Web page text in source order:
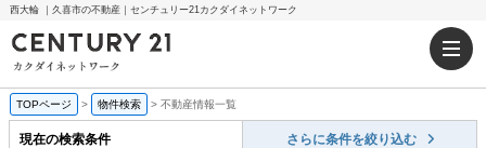
西大輪 ｜久喜市の不動産｜センチュリー21カクダイネットワーク
TOPページ > 物件検索 > 不動産情報一覧
現在の検索条件 さらに条件を絞り込む